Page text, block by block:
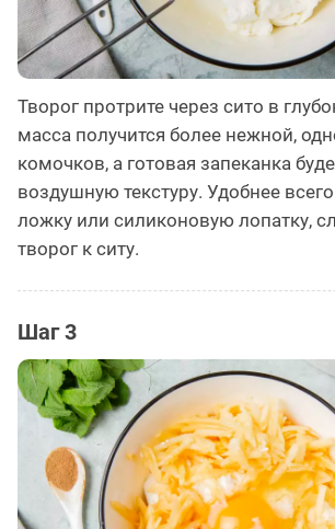
Творог протрите через сито в
масса получится более нежной,
комочков, а готовая запеканка
воздушную текстуру. Удобнее
ложку или силиконовую лопатку,
творог к ситу.
Шаг 3